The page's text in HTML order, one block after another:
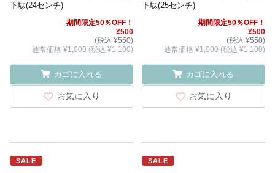
下駄(24センチ)
期間限定50％OFF！
¥500
(税込 ¥550)
通常価格 ¥1,000 (税込 ¥1,100)
カゴに入れる
お気に入り
下駄(25センチ)
期間限定50％OFF！
¥500
(税込 ¥550)
通常価格 ¥1,000 (税込 ¥1,100)
カゴに入れる
お気に入り
SALE SALE